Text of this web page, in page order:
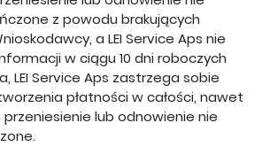
z powodu brakujących
a LEI Service Aps nie
w ciągu 10 dni roboczych
LEI Service Aps zastrzega sobie
płatności w całości, nawet
lub odnowienie nie